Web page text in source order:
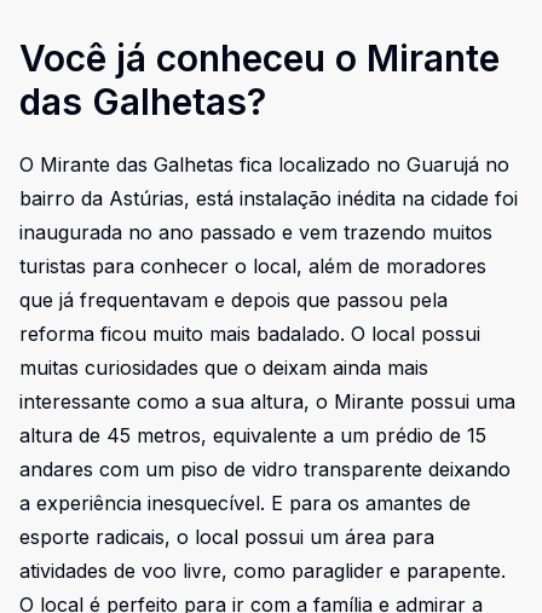
Você já conheceu o Mirante
das Galhetas?
O Mirante das Galhetas fica localizado no Guarujá no
bairro da Astúrias, está instalação inédita na cidade foi
inaugurada no ano passado e vem trazendo muitos
turistas para conhecer o local, além de moradores
que já frequentavam e depois que passou pela
reforma ficou muito mais badalado. O local possui
muitas curiosidades que o deixam ainda mais
interessante como a sua altura, o Mirante possui uma
altura de 45 metros, equivalente a um prédio de 15
andares com um piso de vidro transparente deixando
a experiência inesquecível. E para os amantes de
esporte radicais, o local possui um área para
atividades de voo livre, como paraglider e parapente.
O local é perfeito para ir com a família e admirar a